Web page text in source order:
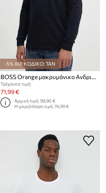
-5% ΜΕ ΚΩΔΙΚΟ: TAN
BOSS Orange μακρυμάνικο Ανδρικό βαμβακερό με ελαστάν Passerby
Τρέχουσα τιμή:
71,99 €
Αρχική τιμή:99,90 €
Η χαμηλότερη τιμή:74,99 €